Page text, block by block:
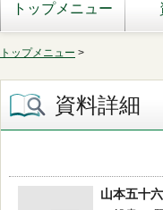
トップメニュー
トップメニュー >
資料詳細
山本五十六